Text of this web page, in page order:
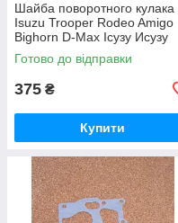
Шайба поворотного кулака
Isuzu Trooper Rodeo Amigo
Bighorn D-Max Ісузу Исузу
Трупер Родео Аміго Амиго
Бігхорн Бигхорн Д Макс
Готово до відправки
375 ₴
Купити